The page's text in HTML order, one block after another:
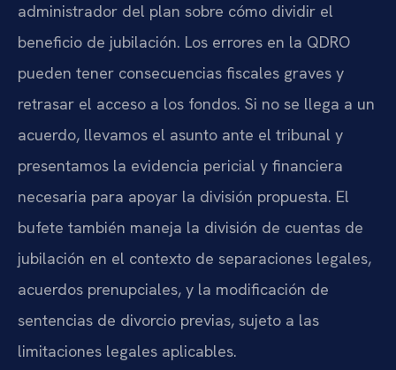
administrador del plan sobre cómo dividir el
beneficio de jubilación. Los errores en la QDRO
pueden tener consecuencias fiscales graves y
retrasar el acceso a los fondos. Si no se llega a un
acuerdo, llevamos el asunto ante el tribunal y
presentamos la evidencia pericial y financiera
necesaria para apoyar la división propuesta. El
bufete también maneja la división de cuentas de
jubilación en el contexto de separaciones legales,
acuerdos prenupciales, y la modificación de
sentencias de divorcio previas, sujeto a las
limitaciones legales aplicables.